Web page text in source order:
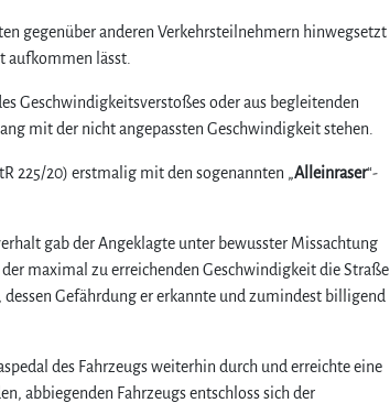
gegenüber anderen Verkehrsteilnehmern hinwegsetzt
aufkommen lässt.
Geschwindigkeitsverstoßes oder aus begleitenden
mit der nicht angepassten Geschwindigkeit stehen.
225/20) erstmalig mit den sogenannten „Alleinraser“-
gab der Angeklagte unter bewusster Missachtung
maximal zu erreichenden Geschwindigkeit die Straße
Gefährdung er erkannte und zumindest billigend
des Fahrzeugs weiterhin durch und erreichte eine
abbiegenden Fahrzeugs entschloss sich der